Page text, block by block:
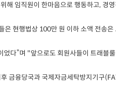
임직원이 한마음으로 행동하고, 경
현행법상 100만 원 이하 소액 전송
다”며 "앞으로도 회원사들이 트래블
금융당국과 국제자금세탁방지기구